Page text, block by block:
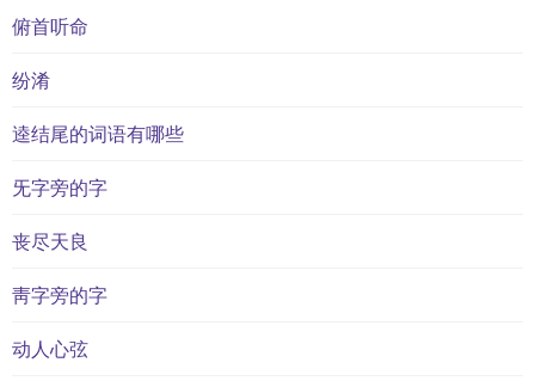
俯首听命
纷淆
逵结尾的词语有哪些
旡字旁的字
丧尽天良
靑字旁的字
动人心弦